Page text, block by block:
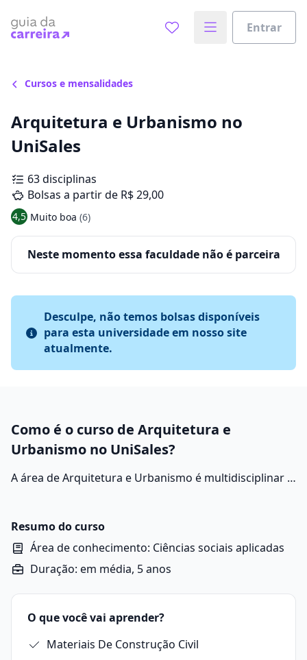
Entrar
Cursos e mensalidades
Arquitetura e Urbanismo no
UniSales
63 disciplinas
Bolsas a partir de R$ 29,00
4,5 Muito boa (6)
Neste momento essa faculdade não é parceira
Desculpe, não temos bolsas disponíveis
para esta universidade em nosso site
atualmente.
Como é o curso de Arquitetura e
Urbanismo no UniSales?
A área de Arquitetura e Urbanismo é multidisciplinar e
moradia, trabalho, lazer e convivência.
Resumo do curso
Área de conhecimento: Ciências sociais aplicadas
Duração: em média, 5 anos
O que você vai aprender?
Materiais De Construção Civil